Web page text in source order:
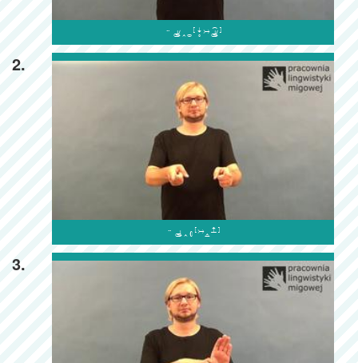

2.

3.